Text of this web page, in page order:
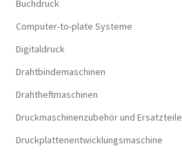
Buchdruck
Computer-to-plate Systeme
Digitaldruck
Drahtbindemaschinen
Drahtheftmaschinen
Druckmaschinenzubehör und Ersatzteile
Druckplattenentwicklungsmaschine